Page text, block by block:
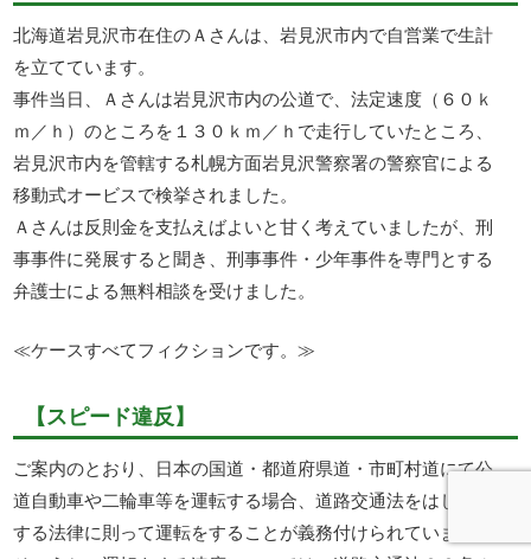
北海道岩見沢市在住のＡさんは、岩見沢市内で自営業で生計
を立てています。
事件当日、Ａさんは岩見沢市内の公道で、法定速度（６０ｋ
ｍ／ｈ）のところを１３０ｋｍ／ｈで走行していたところ、
岩見沢市内を管轄する札幌方面岩見沢警察署の警察官による
移動式オービスで検挙されました。
Ａさんは反則金を支払えばよいと甘く考えていましたが、刑
事事件に発展すると聞き、刑事事件・少年事件を専門とする
弁護士による無料相談を受けました。
≪ケースすべてフィクションです。≫
【スピード違反】
ご案内のとおり、日本の国道・都道府県道・市町村道にて公
道自動車や二輪車等を運転する場合、道路交通法をはじめと
する法律に則って運転をすることが義務付けられています。